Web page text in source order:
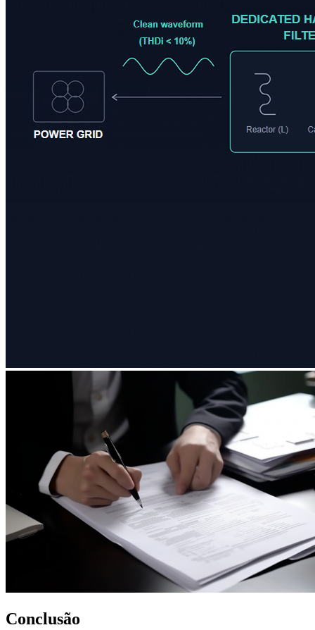
Conclusão